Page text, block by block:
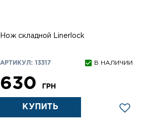
Нож складной Linerlock
АРТИКУЛ: 13317 В НАЛИЧИИ
630 ГРН
КУПИТЬ